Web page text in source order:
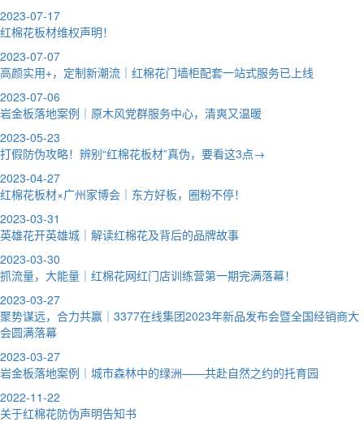
2023-07-17
红棉花板材维权声明！
2023-07-07
高颜实用+，定制新潮流｜红棉花门墙柜配套一站式服务已上线
2023-07-06
岩金板落地案例｜原木风党群服务中心，清爽又温暖
2023-05-23
打假防伪攻略！辨别“红棉花板材”真伪，要看这3点→
2023-04-27
红棉花板材×广州家博会｜东方好板，圈粉不停！
2023-03-31
英雄花开英雄城｜解读红棉花及背后的品牌故事
2023-03-30
抓流量，大能量｜红棉花网红门店训练营第一期完满落幕！
2023-03-27
聚势谋远，合力共赢｜3377在线集团2023年新品发布会暨全国经销商大
会圆满落幕
2023-03-27
岩金板落地案例｜城市森林中的绿洲——共赴自然之约的托育园
2022-11-22
关于红棉花防伪声明告知书